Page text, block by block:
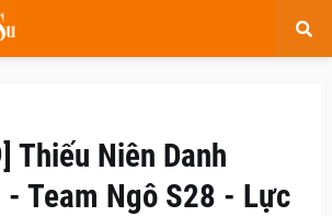
Thiếu Niên Danh
Team Ngô S28 - Lực